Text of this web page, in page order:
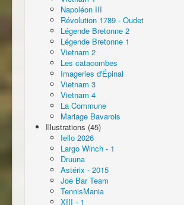
Napoléon III
Révolution 1789 - Oudet
Légende Bretonne 2
Légende Bretonne 1
Vietnam 2
Les catacombes
Imageries d'Épinal
Vietnam 3
Vietnam 4
La Commune
Mariage Bavarois
Illustrations (45)
Iello 2026
Largo Winch - 1
Druuna
Astérix - 2015
Joe Bar Team
TennisMania
XIII - 1